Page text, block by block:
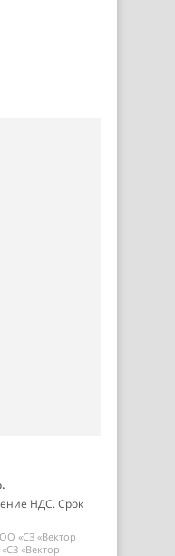
НДС. Срок
«СЗ «Вектор
«Вектор